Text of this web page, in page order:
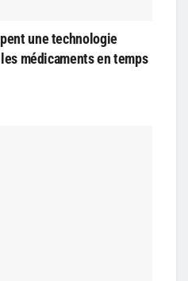
une technologie
médicaments en temps